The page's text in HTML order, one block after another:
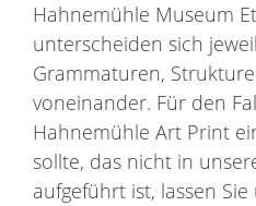
Hahnemühle Museum
unterscheiden sich
Grammaturen,
voneinander. Für den
Hahnemühle Art Print
sollte, das nicht in
aufgeführt ist, lassen